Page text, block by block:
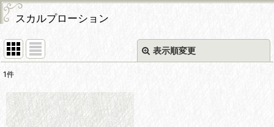
スカルプローション
表示順変更
並び順:
1件